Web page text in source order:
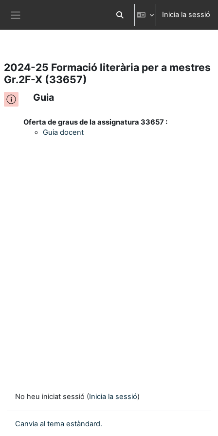
Ves al contingut principal Commuta l'entrada de la cerca
Inicia la sessió
2024-25 Formació literària per a mestres
Gr.2F-X (33657)
Guia
Oferta de graus de la assignatura 33657 :
Guia docent
No heu iniciat sessió (Inicia la sessió)
Canvia al tema estàndard.